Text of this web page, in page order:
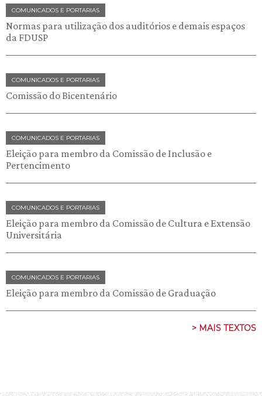
COMUNICADOS E PORTARIAS
Normas para utilização dos auditórios e demais espaços
da FDUSP
COMUNICADOS E PORTARIAS
Comissão do Bicentenário
COMUNICADOS E PORTARIAS
Eleição para membro da Comissão de Inclusão e
Pertencimento
COMUNICADOS E PORTARIAS
Eleição para membro da Comissão de Cultura e Extensão
Universitária
COMUNICADOS E PORTARIAS
Eleição para membro da Comissão de Graduação
> MAIS TEXTOS